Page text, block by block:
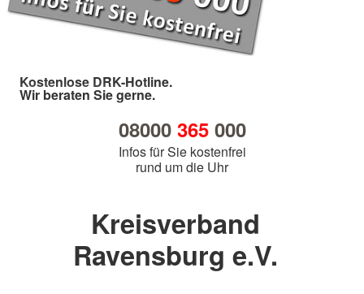
Kostenlose DRK-Hotline.
Wir beraten Sie gerne.
08000 365000
Infos für Sie kostenfrei
rund um die Uhr
Kreisverband
Ravensburg e.V.